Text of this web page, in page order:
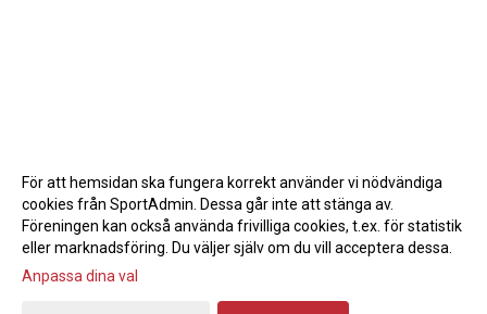
Gå till Webbversion
För att hemsidan ska fungera korrekt använder vi nödvändiga
cookies från SportAdmin. Dessa går inte att stänga av.
Föreningen kan också använda frivilliga cookies, t.ex. för statistik
eller marknadsföring. Du väljer själv om du vill acceptera dessa.
Anpassa dina val